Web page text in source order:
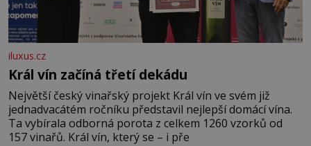
iluxus.cz
Král vín začíná třetí dekádu
Největší český vinařský projekt Král vín ve svém již
jednadvacátém ročníku představil nejlepší domácí vína.
Ta vybírala odborná porota z celkem 1260 vzorků od
157 vinařů. Král vín, který se – i pře